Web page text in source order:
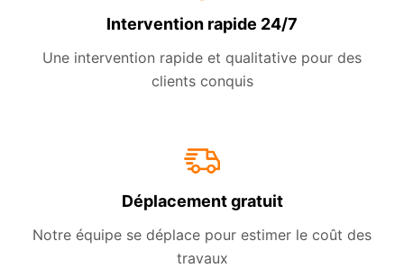
Intervention rapide 24/7
Une intervention rapide et qualitative pour des
clients conquis
Déplacement gratuit
Notre équipe se déplace pour estimer le coût des
travaux